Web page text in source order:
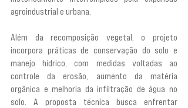
agroindustrial e urbana.
Além da recomposição vegetal, o projeto
incorpora práticas de conservação do solo e
manejo hídrico, com medidas voltadas ao
controle da erosão, aumento da matéria
orgânica e melhoria da infiltração de água no
solo. A proposta técnica busca enfrentar